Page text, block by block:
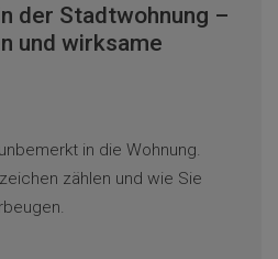
der Stadtwohnung –
und wirksame
in die Wohnung.
zählen und wie Sie